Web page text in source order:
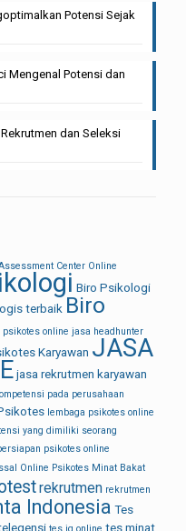
Potensi Sejak
Mengenal Potensi dan
dan Seleksi
Center Online
Biro Psikologi
terbaik Biro
psikotes online jasa headhunter
Karyawan JASA
jasa rekrutmen karyawan
pada perusahaan
lembaga psikotes online
yang dimiliki seorang
psikotes online
Online Psikotes Minat Bakat
rekrutmen rekrutmen
Indonesia Tes
tes iq online tes minat